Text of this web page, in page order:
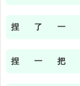
捏 了 一
捏 一 把